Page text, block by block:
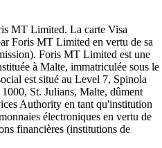
MT Limited. La carte Visa
Foris MT Limited en vertu de sa
Foris MT Limited est une
à Malte, immatriculée sous le
est situé au Level 7, Spinola
St. Julians, Malte, dûment
Authority en tant qu'institution
électroniques en vertu de
financières (institutions de